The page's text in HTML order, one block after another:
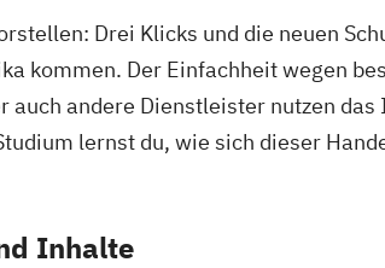
Drei Klicks und die neuen
kommen. Der Einfachheit wegen
auch andere Dienstleister nutzen
lernst du, wie sich dieser
Inhalte